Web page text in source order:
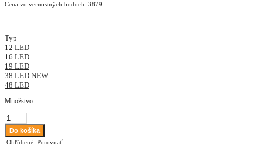
Cena vo vernostných bodoch: 3879
Typ
12 LED
16 LED
19 LED
38 LED NEW
48 LED
Množstvo
Obľúbené Porovnať